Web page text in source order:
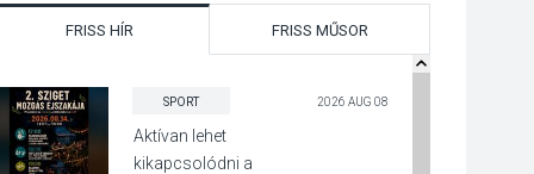
FRISS HÍR FRISS MŰSOR
SPORT 2026 AUG 08
Aktívan lehet
kikapcsolódni a